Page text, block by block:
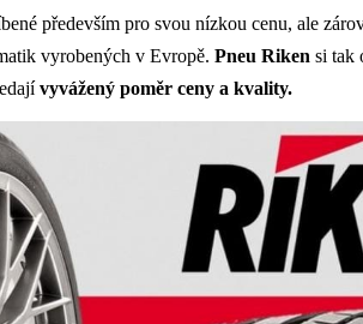
především pro svou nízkou cenu, ale
vyrobených v Evropě. Pneu Riken si tak
vyvážený poměr ceny a kvality.